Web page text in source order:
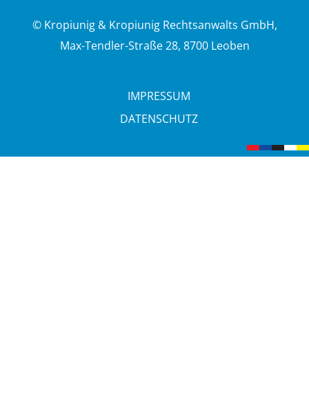
© Kropiunig & Kropiunig Rechtsanwalts GmbH,
Max-Tendler-Straße 28, 8700 Leoben
IMPRESSUM
DATENSCHUTZ